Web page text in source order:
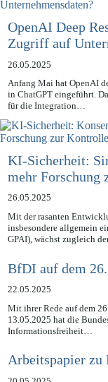
OpenAI Deep
Zugriff auf
26.05.2025
Anfang Mai hat OpenAI
in ChatGPT eingeführt.
für die Integration…
KI-Sicherheit:
mehr Forschung
26.05.2025
Mit der rasanten
insbesondere allgemein
GPAI), wächst zugleich
BfDI auf dem
22.05.2025
Mit ihrer Rede auf dem
13.05.2025 hat die
Informationsfreiheit…
Arbeitspapier zu